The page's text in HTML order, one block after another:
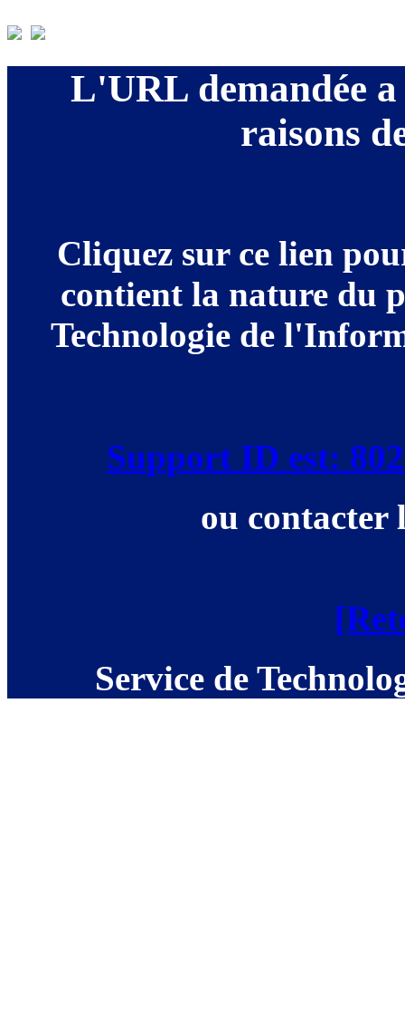
L'URL demandée a
raisons
Cliquez sur ce lien
contient la nature du
Technologie de
Support ID est:
ou contacter
Service de